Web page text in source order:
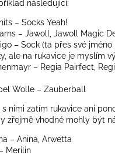
následující:
– Socks Yeah!
– Jawoll, Jawoll Magic
– Sock (ta přes své jméno
ale na rukavice je myslím
– Regia Pairfect,
Wolle – Zauberball
s nimi zatím rukavice ani
zřejmě vhodné mohly být
– Anina, Arwetta
Merilin